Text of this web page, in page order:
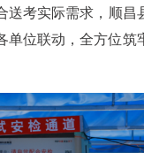
送考实际需求，顺
位联动，全方位筑